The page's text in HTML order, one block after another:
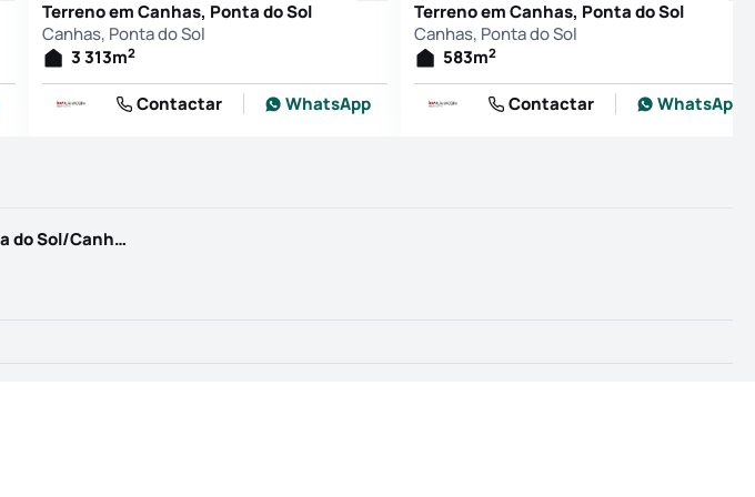
Terreno em Canhas, Ponta do Sol
Canhas, Ponta do Sol
3 313m2
Contactar WhatsApp
Terreno em Canhas, Ponta do Sol
Canhas, Ponta do Sol
583m2
Contactar WhatsApp
https://www.kwportugal.pt/imovel/Venda/Terreno/Ilha da Madeira/Ponta do Sol/Canhas/46676